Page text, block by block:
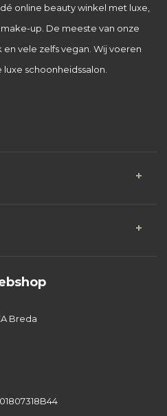
online beauty winkel met luxe,
up. De meeste van onze
vele zelfs vegan. Wij voeren
schoonheidssalon.
Breda